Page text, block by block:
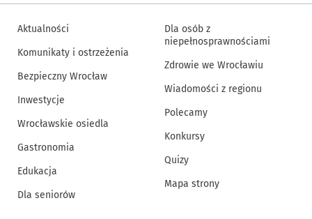
Aktualności
Komunikaty i ostrzeżenia
Bezpieczny Wrocław
Inwestycje
Wrocławskie osiedla
Gastronomia
Edukacja
Dla seniorów
Dla osób z
niepełnosprawnościami
Zdrowie we Wrocławiu
Wiadomości z regionu
Polecamy
Konkursy
Quizy
Mapa strony